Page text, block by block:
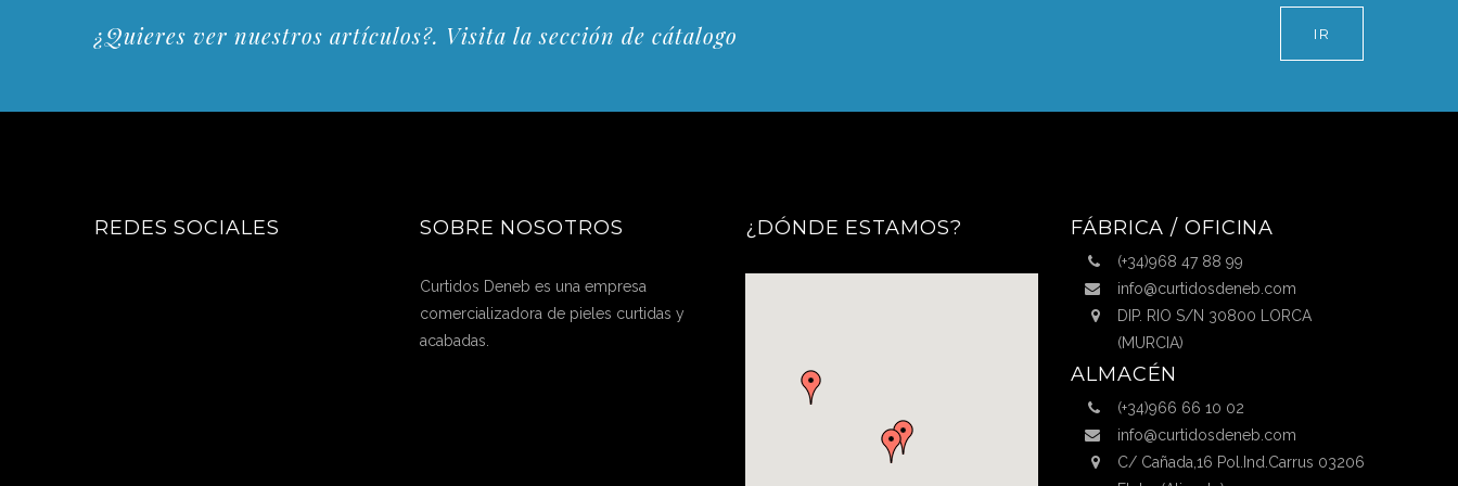
¿Quieres ver nuestros artículos?. Visita la sección de cátalogo IR
REDES SOCIALES SOBRE NOSOTROS
Curtidos Deneb es una empresa
comercializadora de pieles curtidas y
acabadas.
¿DÓNDE ESTAMOS? FÁBRICA / OFICINA
(+34)968 47 88 99
info@curtidosdeneb.com
DIP. RIO S/N 30800 LORCA
(MURCIA)
ALMACÉN
(+34)966 66 10 02
info@curtidosdeneb.com
C/ Cañada,16 Pol.Ind.Carrus 03206